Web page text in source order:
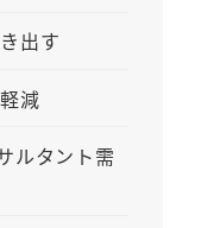
出す
減
ルタント需